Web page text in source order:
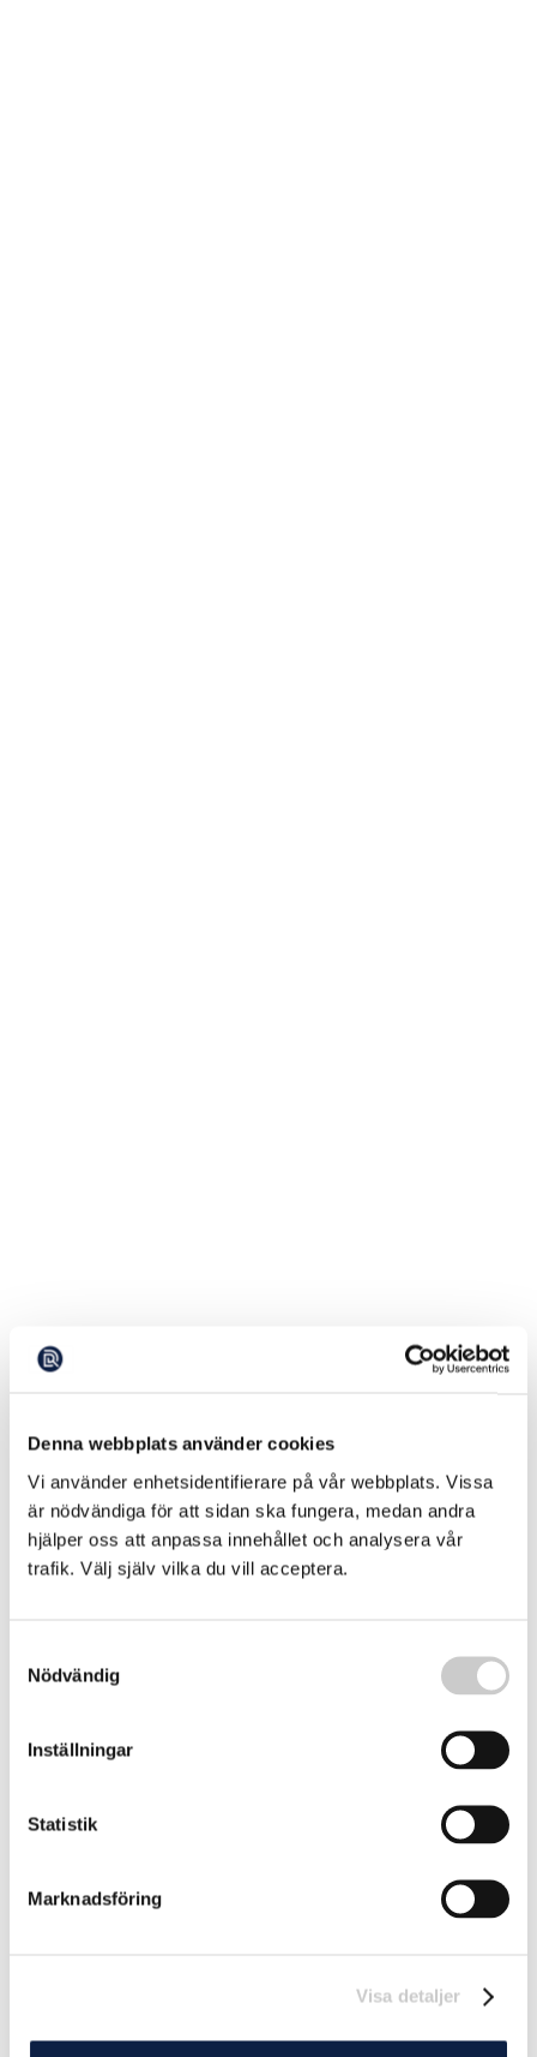
Denna webbplats använder cookies
Vi använder enhetsidentifierare på vår webbplats. Vissa
är nödvändiga för att sidan ska fungera, medan andra
hjälper oss att anpassa innehållet och analysera vår
trafik. Välj själv vilka du vill acceptera.
Nödvändig
Inställningar
Statistik
Marknadsföring
Visa detaljer